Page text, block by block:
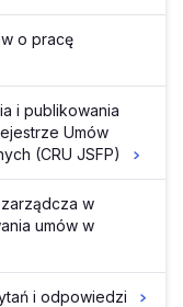
o pracę
i publikowania
Umów
(CRU JSFP)
w
umów w
i odpowiedzi